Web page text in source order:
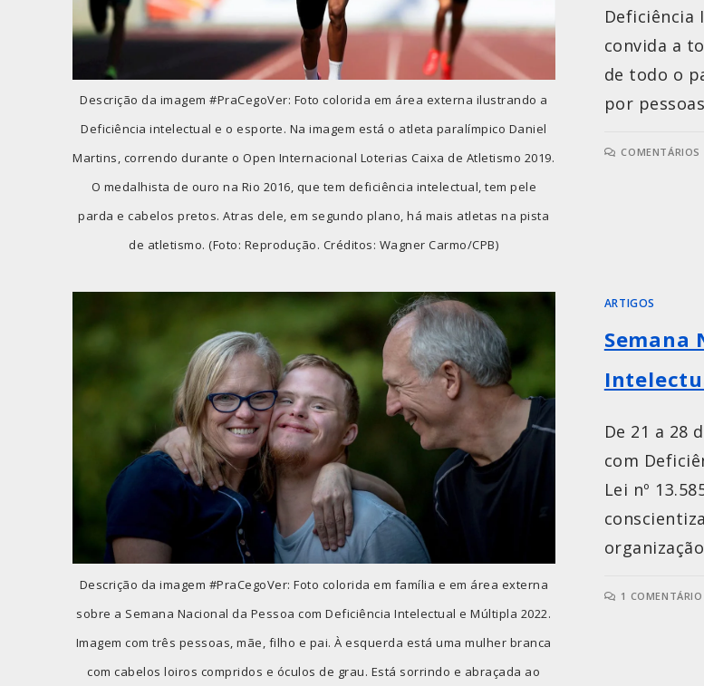
Descrição da imagem #PraCegoVer: Foto colorida em área externa ilustrando a
Deficiência intelectual e o esporte. Na imagem está o atleta paralímpico Daniel
Martins, correndo durante o Open Internacional Loterias Caixa de Atletismo 2019.
O medalhista de ouro na Rio 2016, que tem deficiência intelectual, tem pele
parda e cabelos pretos. Atras dele, em segundo plano, há mais atletas na pista
de atletismo. (Foto: Reprodução. Créditos: Wagner Carmo/CPB)
Deficiência
convida a
de todo o
por
COMENTÁRIOS
Descrição da imagem #PraCegoVer: Foto colorida em família e em área externa
sobre a Semana Nacional da Pessoa com Deficiência Intelectual e Múltipla 2022.
Imagem com três pessoas, mãe, filho e pai. À esquerda está uma mulher branca
com cabelos loiros compridos e óculos de grau. Está sorrindo e abraçada ao
ARTIGOS
Semana
De 21 a 28
com
Lei nº
1 COMENTÁRIO